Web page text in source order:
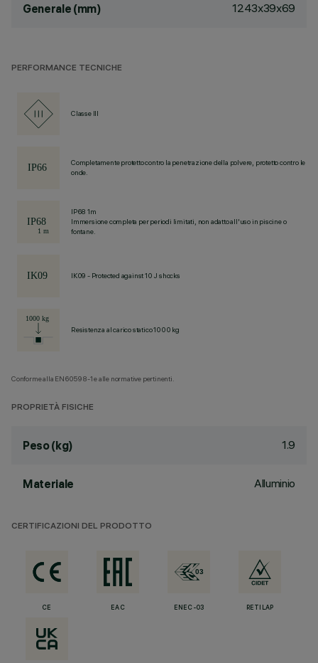
Generale (mm) 1243x39x69
PERFORMANCE TECNICHE
Classe III
Completamente protetto contro la penetrazione della polvere, protetto contro le
onde.
IP68 1m
Immersione completa per periodi limitati, non adatto all'uso in piscine o
fontane.
IK09 - Protected against 10 J shocks
Resistenza al carico statico 1000 kg
Conforme alla EN60598-1 e alle normative pertinenti.
PROPRIETÀ FISICHE
Peso (kg) 1.9
Materiale Alluminio
CERTIFICAZIONI DEL PRODOTTO
CE EAC ENEC-03 RETILAP